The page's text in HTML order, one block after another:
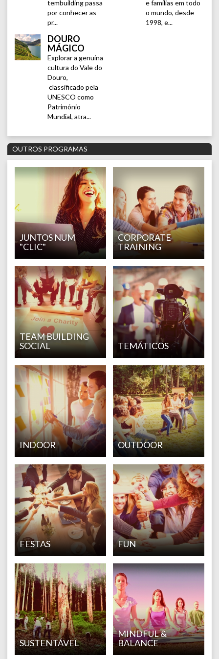
tembuilding passa
por conhecer as
pr...
e famílias em todo
o mundo, desde
1998, e...
DOURO
MÁGICO
Explorar a genuína
cultura do Vale do
Douro,
classificado pela
UNESCO como
Património
Mundial, atra...
OUTROS PROGRAMAS
JUNTOS NUM
"CLIC"
CORPORATE
TRAINING
TEAM BUILDING
SOCIAL
TEMÁTICOS
INDOOR OUTDOOR
FESTAS FUN
SUSTENTÁVEL
MINDFUL &
BALANCE